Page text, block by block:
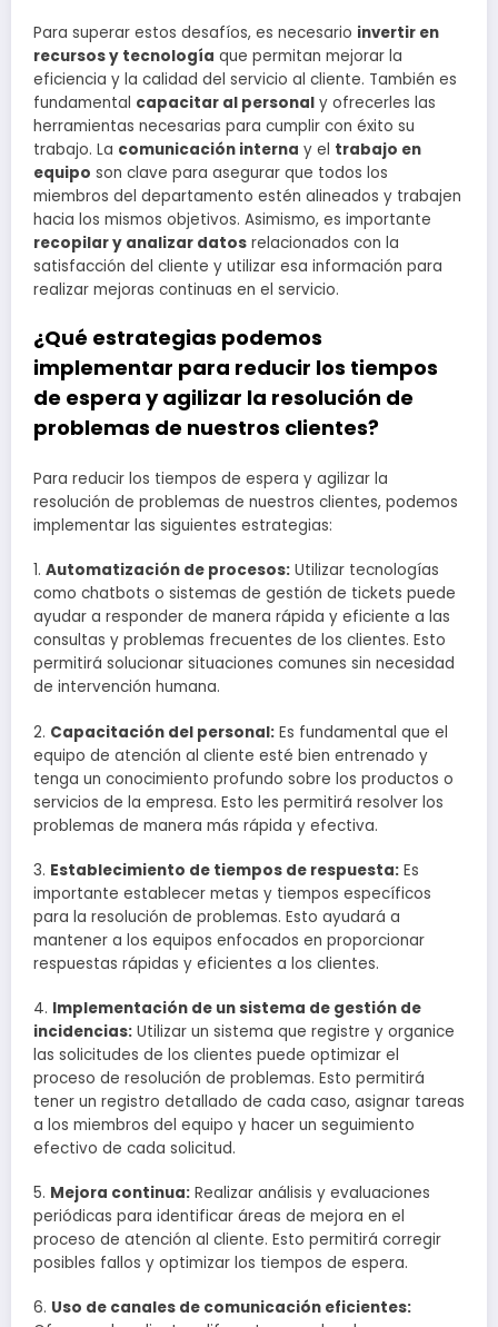
Para superar estos desafíos, es necesario invertir en
recursos y tecnología que permitan mejorar la
eficiencia y la calidad del servicio al cliente. También es
fundamental capacitar al personal y ofrecerles las
herramientas necesarias para cumplir con éxito su
trabajo. La comunicación interna y el trabajo en
equipo son clave para asegurar que todos los
miembros del departamento estén alineados y trabajen
hacia los mismos objetivos. Asimismo, es importante
recopilar y analizar datos relacionados con la
satisfacción del cliente y utilizar esa información para
realizar mejoras continuas en el servicio.
¿Qué estrategias podemos
implementar para reducir los tiempos
de espera y agilizar la resolución de
problemas de nuestros clientes?
Para reducir los tiempos de espera y agilizar la
resolución de problemas de nuestros clientes, podemos
implementar las siguientes estrategias:
1. Automatización de procesos: Utilizar tecnologías
como chatbots o sistemas de gestión de tickets puede
ayudar a responder de manera rápida y eficiente a las
consultas y problemas frecuentes de los clientes. Esto
permitirá solucionar situaciones comunes sin necesidad
de intervención humana.
2. Capacitación del personal: Es fundamental que el
equipo de atención al cliente esté bien entrenado y
tenga un conocimiento profundo sobre los productos o
servicios de la empresa. Esto les permitirá resolver los
problemas de manera más rápida y efectiva.
3. Establecimiento de tiempos de respuesta: Es
importante establecer metas y tiempos específicos
para la resolución de problemas. Esto ayudará a
mantener a los equipos enfocados en proporcionar
respuestas rápidas y eficientes a los clientes.
4. Implementación de un sistema de gestión de
incidencias: Utilizar un sistema que registre y organice
las solicitudes de los clientes puede optimizar el
proceso de resolución de problemas. Esto permitirá
tener un registro detallado de cada caso, asignar tareas
a los miembros del equipo y hacer un seguimiento
efectivo de cada solicitud.
5. Mejora continua: Realizar análisis y evaluaciones
periódicas para identificar áreas de mejora en el
proceso de atención al cliente. Esto permitirá corregir
posibles fallos y optimizar los tiempos de espera.
6. Uso de canales de comunicación eficientes: